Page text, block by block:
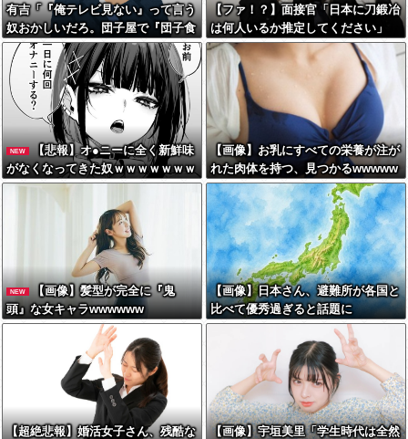
有吉「『俺テレビ見ない』って言う
奴おかしいだろ。団子屋で『団子食
べない』って言うか？」
【ファ！？】面接官「日本に刀鍛冶
は何人いるか推定してください」
俺「188人です」 面接官「どうい
う風に考えましたか？」 俺「知っ
てました」→この後『こう』なった
んだがマジで納得いかな
い！！！！！
NEW
【悲報】オ●ニーに全く新鮮味
がなくなってきた奴ｗｗｗｗｗｗｗ
ｗｗｗ
【画像】お乳にすべての栄養が注が
れた肉体を持つ、見つかるwwwww
w
NEW
【画像】髪型が完全に『鬼
頭』な女キャラwwwwww
【画像】日本さん、避難所が各国と
比べて優秀過ぎると話題に
【超絶悲報】婚活女子さん、残酷な
【画像】宇垣美里「学生時代は全然